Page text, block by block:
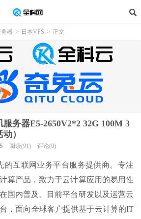
器 > 日本VPS > 正文
务器E5-2650V2*2 32G 100M 3
）
阅读(91) 评论(0)
的互联网业务平台服务提供商。专注
算产品，致力于云计算应用的易用性
国内普及。目前平台研发以及运营云
，面向全球客户提供基于云计算的IT